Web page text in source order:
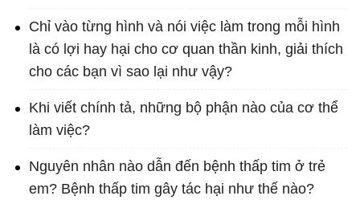
Chỉ vào từng hình và nói việc làm trong mỗi hình
là có lợi hay hại cho cơ quan thần kinh, giải thích
cho các bạn vì sao lại như vậy?
Khi viết chính tả, những bộ phận nào của cơ thể
làm việc?
Nguyên nhân nào dẫn đến bệnh thấp tim ở trẻ
em? Bệnh thấp tim gây tác hại như thế nào?